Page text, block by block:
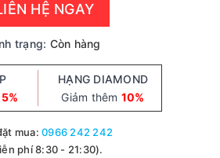
HỆ NGAY
trạng: Còn hàng
5%
HẠNG DIAMOND
Giảm thêm 10%
mua:0966 242 242
phí 8:30 - 21:30).